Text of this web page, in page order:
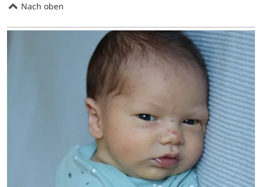
Nach oben